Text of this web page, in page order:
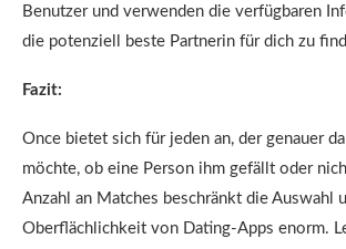
Benutzer und verwenden die verfügbaren
die potenziell beste Partnerin für dich zu
Fazit:
Once bietet sich für jeden an, der genauer
möchte, ob eine Person ihm gefällt oder
Anzahl an Matches beschränkt die Auswahl
Oberflächlichkeit von Dating-Apps enorm.